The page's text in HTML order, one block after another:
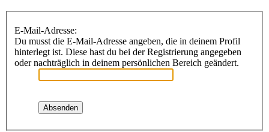
E-Mail-Adresse:
Du musst die E-Mail-Adresse angeben, die in deinem Profil
hinterlegt ist. Diese hast du bei der Registrierung angegeben
oder nachträglich in deinem persönlichen Bereich geändert.